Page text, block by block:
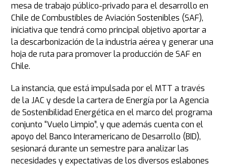
mesa de trabajo público-privado para el desarrollo en
Chile de Combustibles de Aviación Sostenibles (SAF),
iniciativa que tendrá como principal objetivo aportar a
la descarbonización de la industria aérea y generar una
hoja de ruta para promover la producción de SAF en
Chile.
La instancia, que está impulsada por el MTT a través
de la JAC y desde la cartera de Energía por la Agencia
de Sostenibilidad Energética en el marco del programa
conjunto “Vuelo Limpio”, y que además cuenta con el
apoyo del Banco Interamericano de Desarrollo (BID),
sesionará durante un semestre para analizar las
necesidades y expectativas de los diversos eslabones